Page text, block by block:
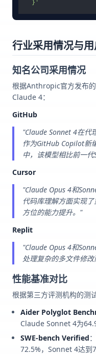
  }'
行业采用情况与
知名公司采用情况
根据Anthropic官方发布
Claude 4：
GitHub
"Claude Sonnet 4在代
作为GitHub Copilot新
中，该模型相比前一
Cursor
"Claude Opus 4和
代码库理解方面实现
方位的能力提升。"
Replit
"Claude Opus 4和
处理复杂的多文件修
性能基准对比
根据第三方评测机构的测
Aider Polyglot
Claude Sonnet 4为
SWE-bench Verified
72.5%，Sonnet 4达到